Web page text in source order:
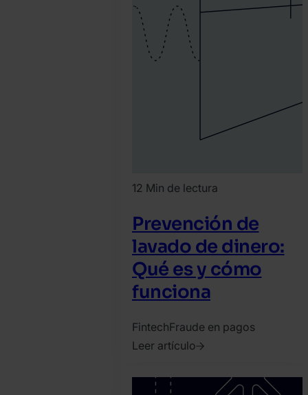
12 Min de lectura
Prevención de
lavado de dinero:
Qué es y cómo
funciona
FintechFraude en pagos
Leer artículo
agosto